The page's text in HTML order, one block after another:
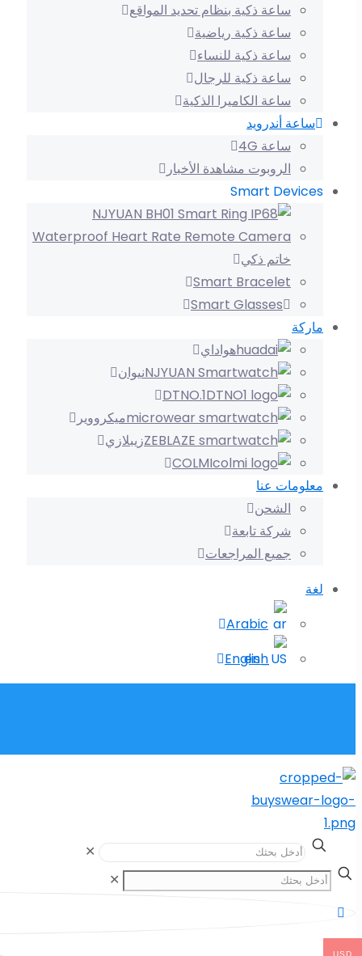
ساعة ذكية بنظام تحديد المواقع
ساعة ذكية رياضية
ساعة ذكية للنساء
ساعة ذكية للرجال
ساعة الكاميرا الذكية
ساعة أندرويد
ساعة 4G
الروبوت مشاهدة الأخبار
Smart Devices
خاتم ذكي
Smart Bracelet
Smart Glasses
ماركة
هواداي
نيوان
DTNO.1
ميكرووير
زيبلازي
COLMI
معلومات عنا
الشحن
شركة تابعة
جميع المراجعات
لغة
Arabic
English
✕
✕
USD